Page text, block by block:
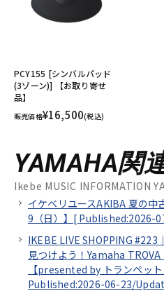
PCY155 [シンバルパッド
(3ゾーン)] 【お取り寄せ
品】
販売価格¥16,500(税込)
YAMAHA関
Ikebe MUSIC INFORMATION
イケベリユースAKIBA 夏の中
9（日）】[ Published:2026-
IKEBE LIVE SHOPPING
見つけよう！Yamaha
【presented by トランペッ
Published:2026-06-23/